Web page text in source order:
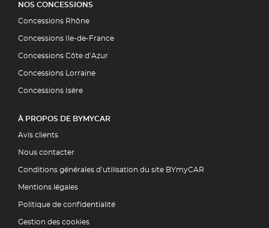
NOS CONCESSIONS
Concessions Rhône
Concessions Ile-de-France
Concessions Côte d’Azur
Concessions Lorraine
Concessions Isère
À PROPOS DE BYMYCAR
Avis clients
Nous contacter
Conditions générales d’utilisation du site BYmyCAR
Mentions légales
Politique de confidentialité
Gestion des cookies